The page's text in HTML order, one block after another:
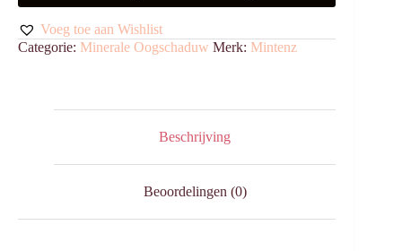
Voeg toe aan Wishlist
Categorie: Minerale Oogschaduw Merk: Mintenz
Beschrijving
Beoordelingen (0)